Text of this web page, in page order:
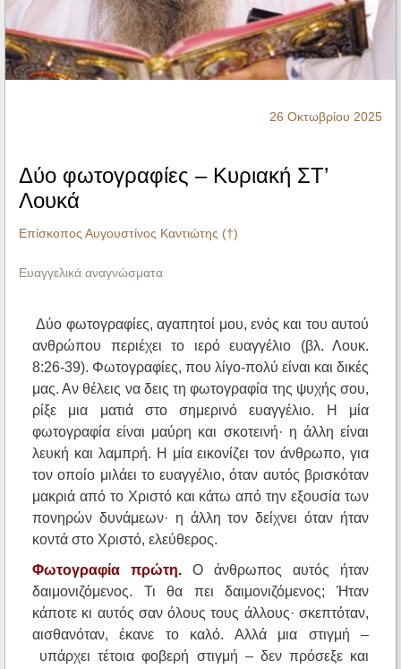
Ηχητικά
26 Οκτωβρίου 2025
Δύο φωτογραφίες – Κυριακή ΣΤ’
Λουκά
Επίσκοπος Αυγουστίνος Καντιώτης (†)
Ευαγγελικά αναγνώσματα
Δύο φωτογραφίες, αγαπητοί μου, ενός και του αυτού
ανθρώπου περιέχει το ιερό ευαγγέλιο (βλ. Λουκ.
8:26-39). Φωτογραφίες, που λίγο-πολύ είναι και δικές
μας. Αν θέλεις να δεις τη φωτογραφία της ψυχής σου,
ρίξε μια ματιά στο σημερινό ευαγγέλιο. Η μία
φωτογραφία είναι μαύρη και σκοτεινή· η άλλη είναι
λευκή και λαμπρή. Η μία εικονίζει τον άνθρωπο, για
τον οποίο μιλάει το ευαγγέλιο, όταν αυτός βρισκόταν
μακριά από το Χριστό και κάτω από την εξουσία των
πονηρών δυνάμεων· η άλλη τον δείχνει όταν ήταν
κοντά στο Χριστό, ελεύθερος.
Φωτογραφία πρώτη.
Ο άνθρωπος αυτός ήταν
δαιμονιζόμενος. Τι θα πει δαιμονιζόμενος; Ήταν
κάποτε κι αυτός σαν όλους τους άλλους· σκεπτόταν,
αισθανόταν, έκανε το καλό. Αλλά μια στιγμή –
υπάρχει τέτοια φοβερή στιγμή – δεν πρόσεξε και